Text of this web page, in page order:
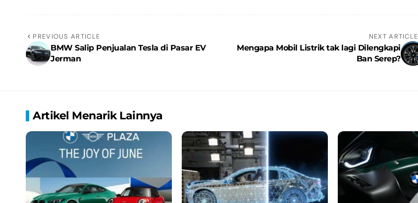
PREVIOUS ARTICLE
BMW Salip Penjualan Tesla di Pasar EV
Jerman
NEXT ARTICLE
Mengapa Mobil Listrik tak lagi Dilengkapi
Ban Serep?
Artikel Menarik Lainnya